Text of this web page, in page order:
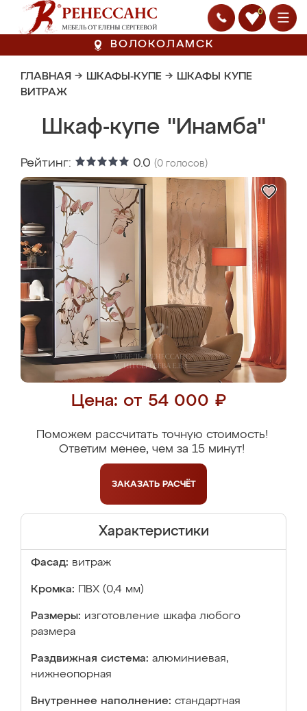
0
ВОЛОКОЛАМСК
ГЛАВНАЯ → ШКАФЫ-КУПЕ → ШКАФЫ КУПЕ
ВИТРАЖ
Шкаф-купе "Инамба"
Рейтинг: 0.0 (0 голосов)
Цена: от 54 000 ₽
Поможем рассчитать точную стоимость!
Ответим менее, чем за 15 минут!
ЗАКАЗАТЬ РАСЧЁТ
Характеристики
Фасад: витраж
Кромка: ПВХ (0,4 мм)
Размеры: изготовление шкафа любого
размера
Раздвижная система: алюминиевая,
нижнеопорная
Внутреннее наполнение: стандартная